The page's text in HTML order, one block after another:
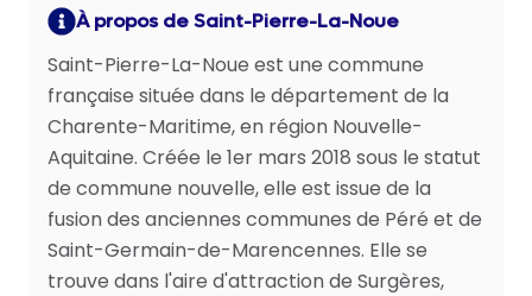
À propos de Saint-Pierre-La-Noue
Saint-Pierre-La-Noue est une commune
française située dans le département de la
Charente-Maritime, en région Nouvelle-
Aquitaine. Créée le 1er mars 2018 sous le statut
de commune nouvelle, elle est issue de la
fusion des anciennes communes de Péré et de
Saint-Germain-de-Marencennes. Elle se
trouve dans l'aire d'attraction de Surgères,